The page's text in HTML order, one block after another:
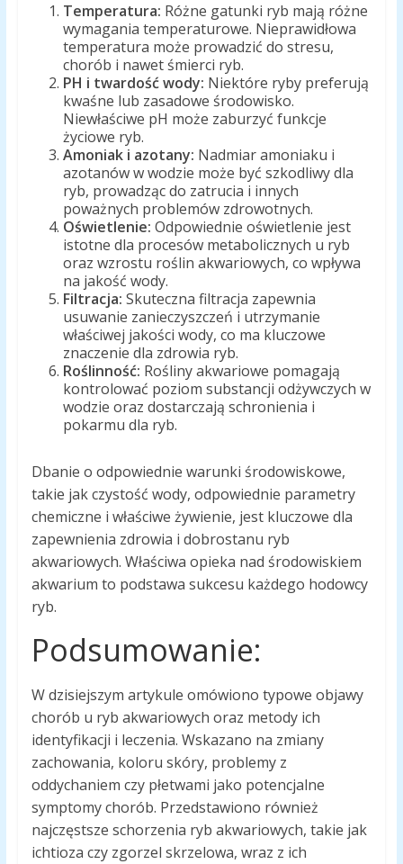
Temperatura: Różne gatunki ryb mają różne
wymagania temperaturowe. Nieprawidłowa
temperatura może prowadzić do stresu,
chorób i nawet śmierci ryb.
PH i twardość wody: Niektóre ryby preferują
kwaśne lub zasadowe środowisko.
Niewłaściwe pH może zaburzyć funkcje
życiowe ryb.
Amoniak i azotany: Nadmiar amoniaku i
azotanów w wodzie może być szkodliwy dla
ryb, prowadząc do zatrucia i innych
poważnych problemów zdrowotnych.
Oświetlenie: Odpowiednie oświetlenie jest
istotne dla procesów metabolicznych u ryb
oraz wzrostu roślin akwariowych, co wpływa
na jakość wody.
Filtracja: Skuteczna filtracja zapewnia
usuwanie zanieczyszczeń i utrzymanie
właściwej jakości wody, co ma kluczowe
znaczenie dla zdrowia ryb.
Roślinność: Rośliny akwariowe pomagają
kontrolować poziom substancji odżywczych w
wodzie oraz dostarczają schronienia i
pokarmu dla ryb.
Dbanie o odpowiednie warunki środowiskowe,
takie jak czystość wody, odpowiednie parametry
chemiczne i właściwe żywienie, jest kluczowe dla
zapewnienia zdrowia i dobrostanu ryb
akwariowych. Właściwa opieka nad środowiskiem
akwarium to podstawa sukcesu każdego hodowcy
ryb.
Podsumowanie:
W dzisiejszym artykule omówiono typowe objawy
chorób u ryb akwariowych oraz metody ich
identyfikacji i leczenia. Wskazano na zmiany
zachowania, koloru skóry, problemy z
oddychaniem czy płetwami jako potencjalne
symptomy chorób. Przedstawiono również
najczęstsze schorzenia ryb akwariowych, takie jak
ichtioza czy zgorzel skrzelowa, wraz z ich